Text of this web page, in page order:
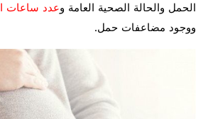
الحمل والحالة الصحية العامة وعدد ساعات
ووجود مضاعفات حمل.